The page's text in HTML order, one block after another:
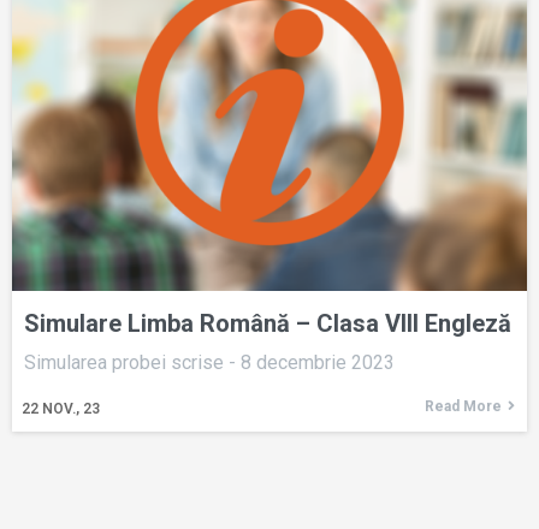
Simulare Limba Română – Clasa VIII Engleză
22 NOV., 23
Simularea probei scrise - 8 decembrie 2023
Read More